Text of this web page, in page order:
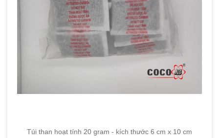
Túi than hoạt tính 20 gram - kích thước 6 cm x 10 cm